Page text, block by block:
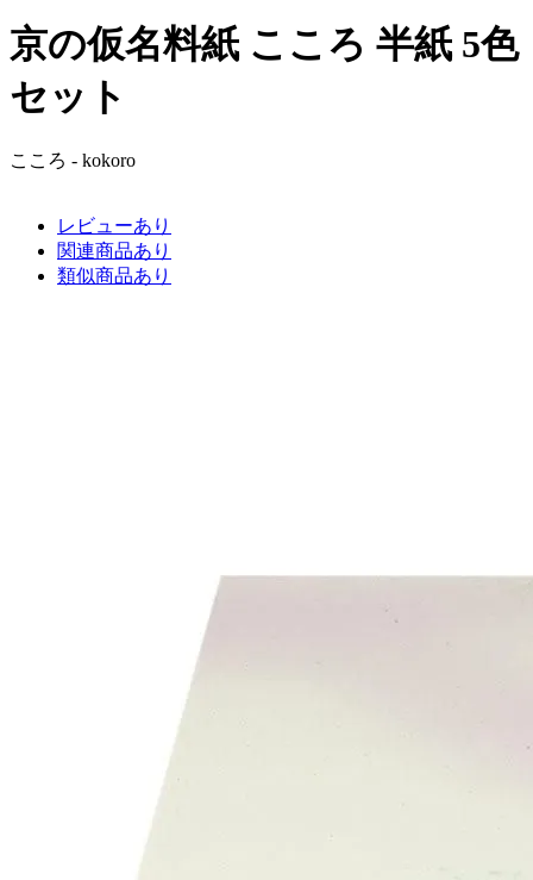
京の仮名料紙 こころ 半紙 5色
セット
こころ - kokoro
レビューあり
関連商品あり
類似商品あり